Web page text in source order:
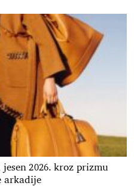
2026. kroz prizmu
arkadije